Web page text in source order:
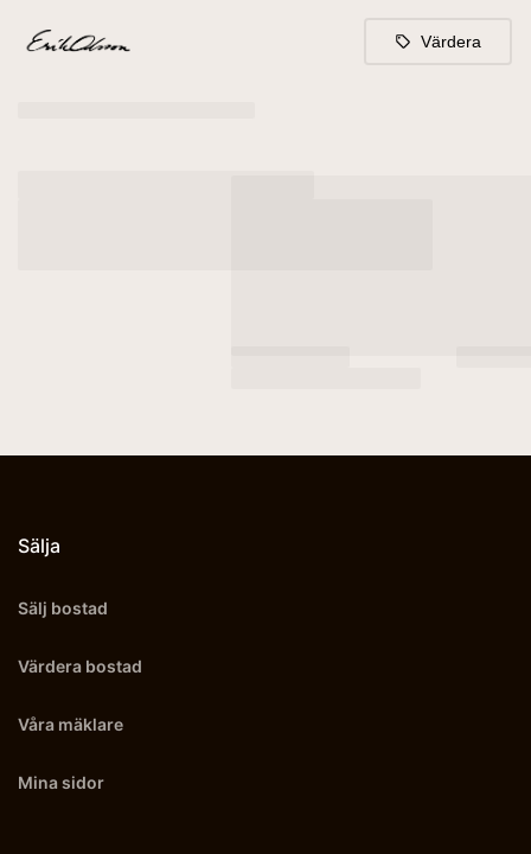
Värdera
Sälja
Sälj bostad
Värdera bostad
Våra mäklare
Mina sidor